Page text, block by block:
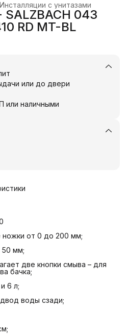
Инсталляции с унитазами
SALZBACH 043
RD MT-BL
или до двери
или наличными
ножки от 0 до 200 мм;
50 мм;
две кнопки смыва – для
бачка;
6 л;
воды сзади;